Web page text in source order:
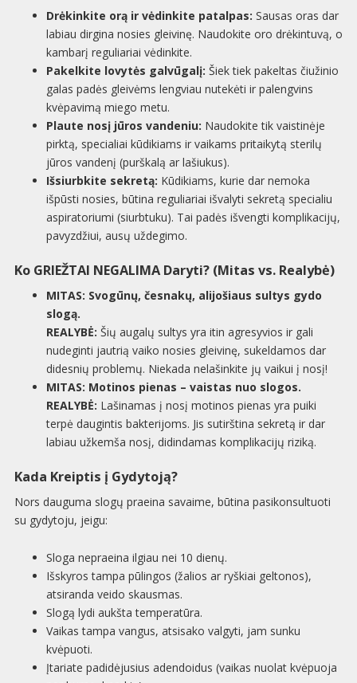
Drėkinkite orą ir vėdinkite patalpas: Sausas oras dar
labiau dirgina nosies gleivinę. Naudokite oro drėkintuvą, o
kambarį reguliariai vėdinkite.
Pakelkite lovytės galvūgalį: Šiek tiek pakeltas čiužinio
galas padės gleivėms lengviau nutekėti ir palengvins
kvėpavimą miego metu.
Plaute nosį jūros vandeniu: Naudokite tik vaistinėje
pirktą, specialiai kūdikiams ir vaikams pritaikytą sterilų
jūros vandenį (purškalą ar lašiukus).
Išsiurbkite sekretą: Kūdikiams, kurie dar nemoka
išpūsti nosies, būtina reguliariai išvalyti sekretą specialiu
aspiratoriumi (siurbtuku). Tai padės išvengti komplikacijų,
pavyzdžiui, ausų uždegimo.
Ko GRIEŽTAI NEGALIMA Daryti? (Mitas vs. Realybė)
MITAS: Svogūnų, česnakų, alijošiaus sultys gydo
slogą.
REALYBĖ: Šių augalų sultys yra itin agresyvios ir gali
nudeginti jautrią vaiko nosies gleivinę, sukeldamos dar
didesnių problemų. Niekada nelašinkite jų vaikui į nosį!
MITAS: Motinos pienas – vaistas nuo slogos.
REALYBĖ: Lašinamas į nosį motinos pienas yra puiki
terpė daugintis bakterijoms. Jis sutirština sekretą ir dar
labiau užkemša nosį, didindamas komplikacijų riziką.
Kada Kreiptis į Gydytoją?
Nors dauguma slogų praeina savaime, būtina pasikonsultuoti
su gydytoju, jeigu:
Sloga nepraeina ilgiau nei 10 dienų.
Išskyros tampa pūlingos (žalios ar ryškiai geltonos),
atsiranda veido skausmas.
Slogą lydi aukšta temperatūra.
Vaikas tampa vangus, atsisako valgyti, jam sunku
kvėpuoti.
Įtariate padidėjusius adendoidus (vaikas nuolat kvėpuoja